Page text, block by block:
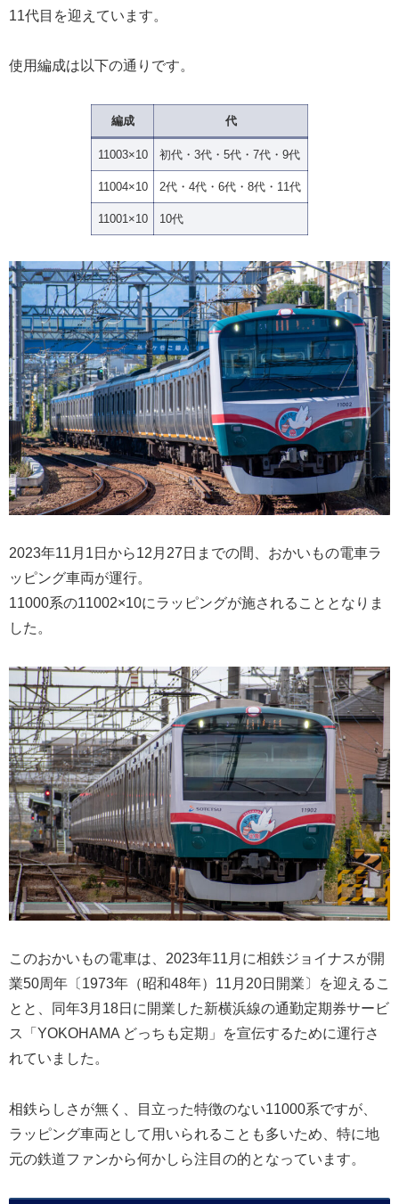
11代目を迎えています。
使用編成は以下の通りです。
編成 代
11003×10 初代・3代・5代・7代・9代
11004×10 2代・4代・6代・8代・11代
11001×10 10代
2023年11月1日から12月27日までの間、おかいもの電車ラ
ッピング車両が運行。
11000系の11002×10にラッピングが施されることとなりま
した。
このおかいもの電車は、2023年11月に相鉄ジョイナスが開
業50周年〔1973年（昭和48年）11月20日開業〕を迎えるこ
とと、同年3月18日に開業した新横浜線の通勤定期券サービ
ス「YOKOHAMA どっちも定期」を宣伝するために運行さ
れていました。
相鉄らしさが無く、目立った特徴のない11000系ですが、
ラッピング車両として用いられることも多いため、特に地
元の鉄道ファンから何かしら注目の的となっています。